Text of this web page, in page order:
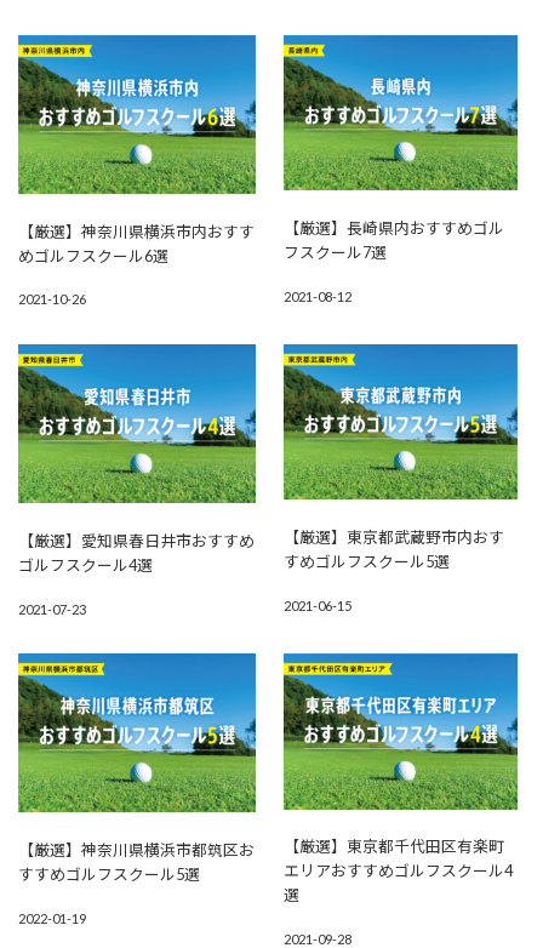
【厳選】神奈川県横浜市内おすす
めゴルフスクール6選
2021-10-26
【厳選】長崎県内おすすめゴル
フスクール7選
2021-08-12
【厳選】愛知県春日井市おすすめ
ゴルフスクール4選
2021-07-23
【厳選】東京都武蔵野市内おす
すめゴルフスクール5選
2021-06-15
【厳選】神奈川県横浜市都筑区お
すすめゴルフスクール5選
2022-01-19
【厳選】東京都千代田区有楽町
エリアおすすめゴルフスクール4
選
2021-09-28